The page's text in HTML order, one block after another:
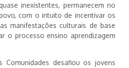
inexistentes, permanecem no
com o intuito de incentivar os
manifestações culturais de base
o processo ensino aprendizagem
Comunidades desafiou os jovens